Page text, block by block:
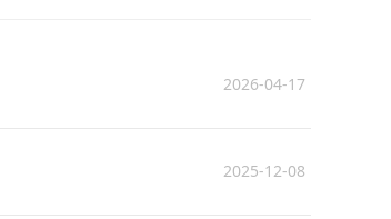
2026-04-17
2025-12-08